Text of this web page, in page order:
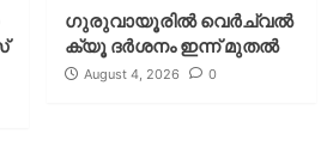
ഗുരുവായൂരില്‍ വെര്‍ച്വല്‍
ക്യൂ ദര്‍ശനം ഇന്ന് മുതല്‍
August 4, 2026 0